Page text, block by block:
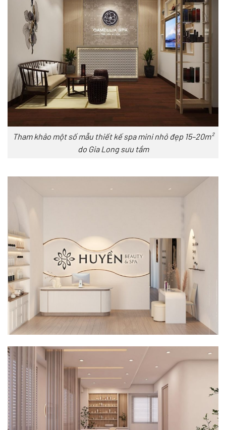
Tham khảo một số mẫu thiết kế spa mini nhỏ đẹp 15–20m²
do Gia Long sưu tầm